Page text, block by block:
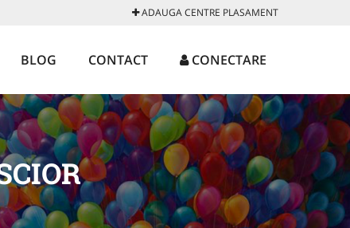
ADAUGA CENTRE PLASAMENT
BLOG CONTACT CONECTARE